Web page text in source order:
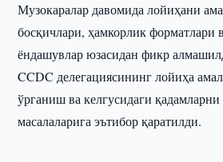
Музокаралар давомида лойиҳани
босқичлари, ҳамкорлик форматлари
ёндашувлар юзасидан фикр
CCDC делегациясининг лойиҳа
ўрганиш ва келгусидаги
масалаларига эътибор қаратилди.